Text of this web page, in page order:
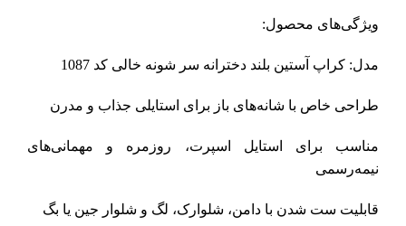
ویژگی‌های محصول:
مدل: کراپ آستین بلند دخترانه سر شونه خالی کد 1087
طراحی خاص با شانه‌های باز برای استایلی جذاب و مدرن
مناسب برای استایل اسپرت، روزمره و مهمانی‌های
نیمه‌رسمی
قابلیت ست شدن با دامن، شلوارک، لگ و شلوار جین یا بگ